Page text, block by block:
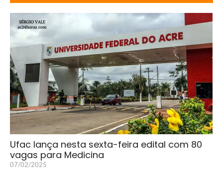
Ufac lança nesta sexta-feira edital com 80
vagas para Medicina
07/02/2025